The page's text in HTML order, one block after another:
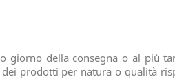
giorno della consegna o al più
prodotti per natura o qualità